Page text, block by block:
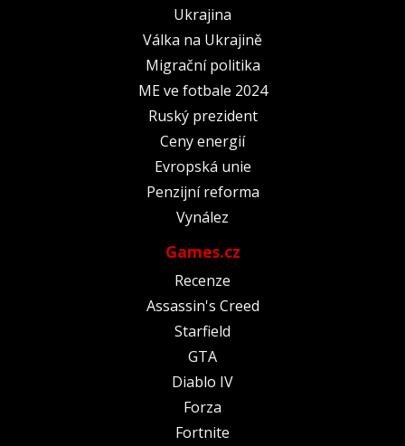
Ukrajina
Válka na Ukrajině
Migrační politika
ME ve fotbale 2024
Ruský prezident
Ceny energií
Evropská unie
Penzijní reforma
Vynález
Games.cz
Recenze
Assassin's Creed
Starfield
GTA
Diablo IV
Forza
Fortnite